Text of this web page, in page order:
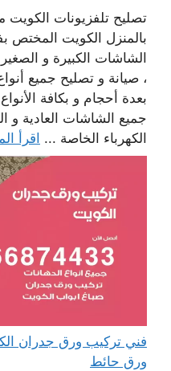
تصليح تلفزيونات
بالمنزل الكويت المختص
الشاشات الكبيرة و
، صيانة و تصليح جميع
بعدة أحجام و بكافة
جميع الشاشات العادية و
الكهرباء الخاصة ... اقرأ
ورق حائط